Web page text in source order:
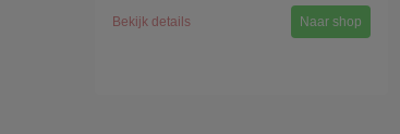
Bekijk details Naar shop